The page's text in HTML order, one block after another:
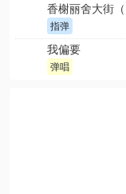
香榭丽舍大街（
指弹
我偏要
弹唱